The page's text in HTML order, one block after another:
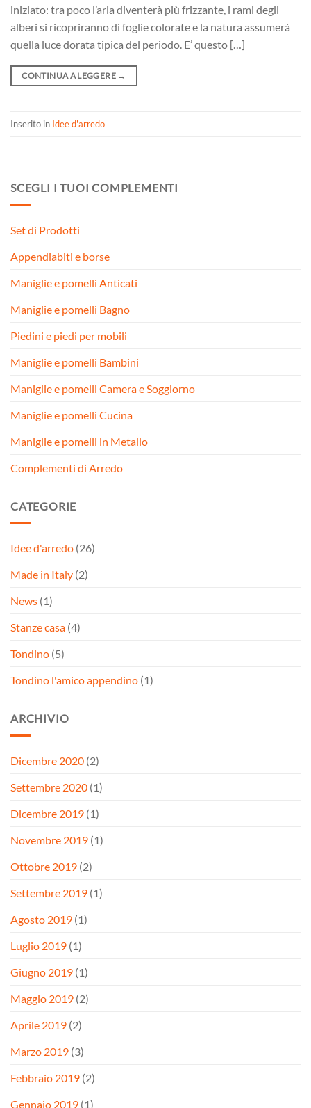
iniziato: tra poco l’aria diventerà più frizzante, i rami degli
alberi si ricopriranno di foglie colorate e la natura assumerà
quella luce dorata tipica del periodo. E’ questo […]
CONTINUA A LEGGERE →
Inserito in Idee d'arredo
SCEGLI I TUOI COMPLEMENTI
Set di Prodotti
Appendiabiti e borse
Maniglie e pomelli Anticati
Maniglie e pomelli Bagno
Piedini e piedi per mobili
Maniglie e pomelli Bambini
Maniglie e pomelli Camera e Soggiorno
Maniglie e pomelli Cucina
Maniglie e pomelli in Metallo
Complementi di Arredo
CATEGORIE
Idee d'arredo (26)
Made in Italy (2)
News (1)
Stanze casa (4)
Tondino (5)
Tondino l'amico appendino (1)
ARCHIVIO
Dicembre 2020 (2)
Settembre 2020 (1)
Dicembre 2019 (1)
Novembre 2019 (1)
Ottobre 2019 (2)
Settembre 2019 (1)
Agosto 2019 (1)
Luglio 2019 (1)
Giugno 2019 (1)
Maggio 2019 (2)
Aprile 2019 (2)
Marzo 2019 (3)
Febbraio 2019 (2)
Gennaio 2019 (1)